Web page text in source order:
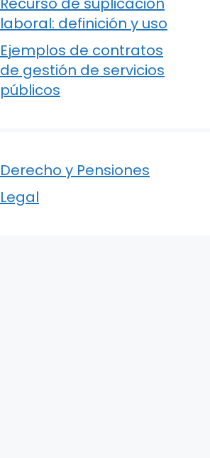
laboral: definición y uso
Ejemplos de contratos
de gestión de servicios
públicos
Derecho y Pensiones
Legal